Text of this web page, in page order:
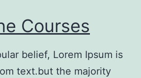
Courses
belief, Lorem Ipsum is
text.but the majority